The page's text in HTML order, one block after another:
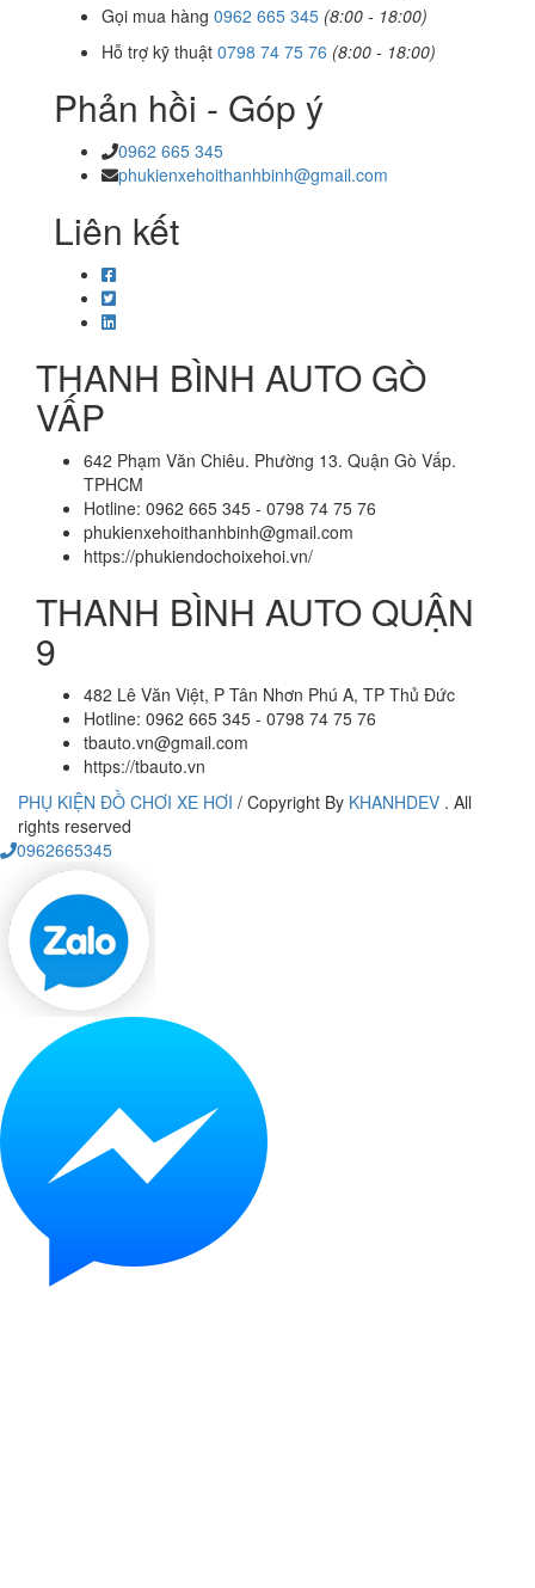
Gọi mua hàng 0962 665 345 (8:00 - 18:00)
Hỗ trợ kỹ thuật 0798 74 75 76 (8:00 - 18:00)
Phản hồi - Góp ý
0962 665 345
phukienxehoithanhbinh@gmail.com
Liên kết
THANH BÌNH AUTO GÒ
VẤP
642 Phạm Văn Chiêu. Phường 13. Quận Gò Vấp.
TPHCM
Hotline: 0962 665 345 - 0798 74 75 76
phukienxehoithanhbinh@gmail.com
https://phukiendochoixehoi.vn/
THANH BÌNH AUTO QUẬN
9
482 Lê Văn Việt, P Tân Nhơn Phú A, TP Thủ Đức
Hotline: 0962 665 345 - 0798 74 75 76
tbauto.vn@gmail.com
https://tbauto.vn
PHỤ KIỆN ĐỒ CHƠI XE HƠI / Copyright By KHANHDEV . All
rights reserved
0962665345